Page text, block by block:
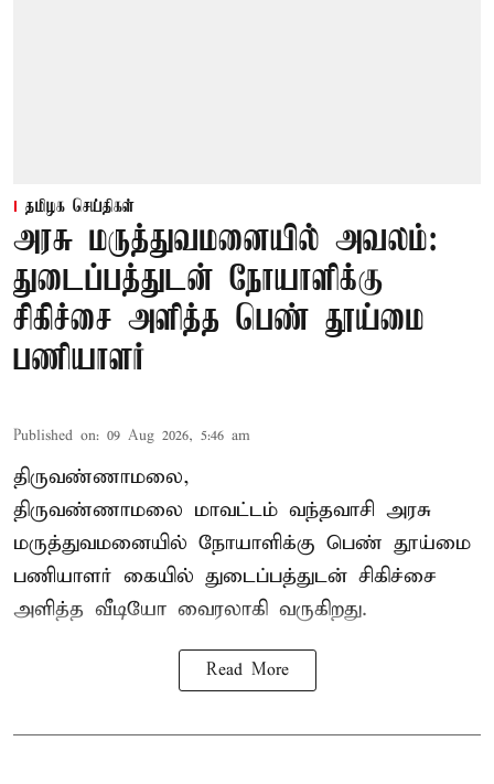
தமிழக செய்திகள்
அரசு மருத்துவமனையில் அவலம்:
துடைப்பத்துடன் நோயாளிக்கு
சிகிச்சை அளித்த பெண் தூய்மை
பணியாளர்
Published on: 09 Aug 2026, 5:46 am
திருவண்ணாமலை,
திருவண்ணாமலை மாவட்டம் வந்தவாசி அரசு
மருத்துவமனையில் நோயாளிக்கு பெண் தூய்மை
பணியாளர் கையில் துடைப்பத்துடன் சிகிச்சை
அளித்த வீடியோ வைரலாகி வருகிறது.
Read More